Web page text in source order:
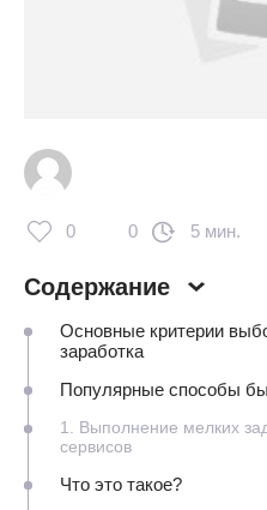
0 0 5 мин.
Содержание
Основные критерии
заработка
Популярные способы
1. Выполнение мелких
сервисов
Что это такое?